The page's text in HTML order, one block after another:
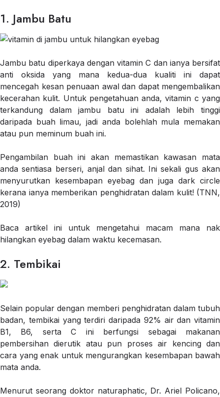
1. Jambu Batu
Jambu batu diperkaya dengan vitamin C dan ianya bersifat
anti oksida yang mana kedua-dua kualiti ini dapat
mencegah kesan penuaan awal dan dapat mengembalikan
kecerahan kulit. Untuk pengetahuan anda, vitamin c yang
terkandung dalam jambu batu ini adalah lebih tinggi
daripada buah limau, jadi anda bolehlah mula memakan
atau pun meminum buah ini.
Pengambilan buah ini akan memastikan kawasan mata
anda sentiasa berseri, anjal dan sihat. Ini sekali gus akan
menyurutkan kesembapan eyebag dan juga dark circle
kerana ianya memberikan penghidratan dalam kulit! (TNN,
2019)
Baca artikel ini untuk mengetahui macam mana nak
hilangkan eyebag dalam waktu kecemasan.
2. Tembikai
Selain popular dengan memberi penghidratan dalam tubuh
badan, tembikai yang terdiri daripada 92% air dan vitamin
B1, B6, serta C ini berfungsi sebagai makanan
pembersihan dierutik atau pun proses air kencing dan
cara yang enak untuk mengurangkan kesembapan bawah
mata anda.
Menurut seorang doktor naturaphatic, Dr. Ariel Policano,